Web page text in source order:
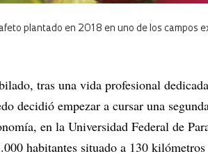
plantado en 2018 en uno de los campos
tras una vida profesional
decidió empezar a cursar una
en la Universidad Federal de
habitantes situado a 130